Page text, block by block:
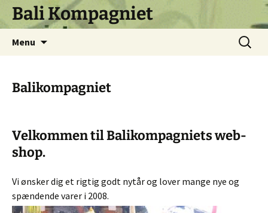
Skip
to
Bali Kompagniet
Menu
Search
for:
Balikompagniet
Velkommen til Balikompagniets web-
shop.
Vi ønsker dig et rigtig godt nytår og lover mange nye og
spændende varer i 2008.